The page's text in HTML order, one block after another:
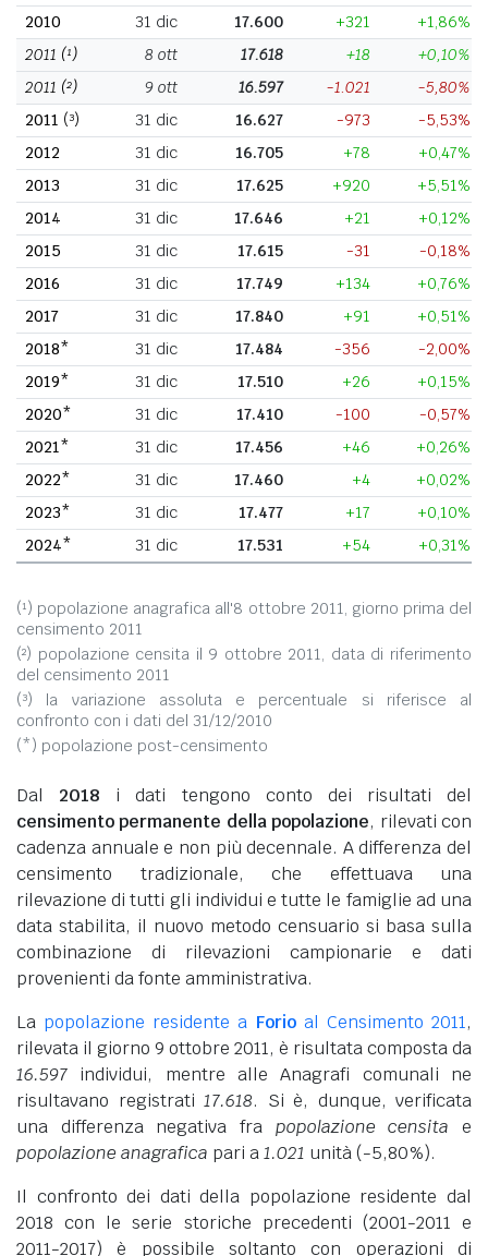
2010
31 dic 17.600 +321
+1,86%
2011 (¹) 8 ott 17.618 +18
+0,10%
2011 (²) 9 ott 16.597 -1.021
-5,80%
2011 (³) 31 dic 16.627 -973
-5,53%
2012
31 dic 16.705 +78
+0,47%
2013
31 dic 17.625 +920
+5,51%
2014
31 dic 17.646 +21
+0,12%
2015
31 dic 17.615 -31
-0,18%
2016
31 dic 17.749 +134
+0,76%
2017
31 dic 17.840 +91
+0,51%
2018*
31 dic 17.484 -356
-2,00%
2019*
31 dic 17.510 +26 +0,15%
2020*
31 dic 17.410 -100
-0,57%
2021*
31 dic 17.456 +46
+0,26%
2022*
31 dic 17.460 +4
+0,02%
2023*
31 dic 17.477 +17
+0,10%
2024*
31 dic 17.531 +54 +0,31%
(¹) popolazione anagrafica all'8 ottobre 2011, giorno prima del
censimento 2011
(²) popolazione censita il 9 ottobre 2011, data di riferimento
del censimento 2011
(³) la variazione assoluta e percentuale si riferisce al
confronto con i dati del 31/12/2010
(*) popolazione post-censimento
Dal 2018 i dati tengono conto dei risultati del
censimento permanente della popolazione, rilevati con
cadenza annuale e non più decennale. A differenza del
censimento tradizionale, che effettuava una
rilevazione di tutti gli individui e tutte le famiglie ad una
data stabilita, il nuovo metodo censuario si basa sulla
combinazione di rilevazioni campionarie e dati
provenienti da fonte amministrativa.
La popolazione residente a Forioal Censimento 2011,
rilevata il giorno 9 ottobre 2011, è risultata composta da
16.597 individui, mentre alle Anagrafi comunali ne
risultavano registrati 17.618. Si è, dunque, verificata
una differenza negativa fra popolazione censita e
popolazione anagrafica pari a1.021 unità (-5,80%).
Il confronto dei dati della popolazione residente dal
2018 con le serie storiche precedenti (2001-2011 e
2011-2017) è possibile soltanto con operazioni di